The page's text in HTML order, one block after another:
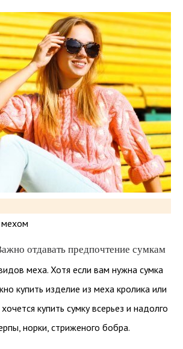
отдавать предпочтение сумкам
меха. Хотя если вам нужна сумка
купить изделие из меха кролика или
купить сумку всерьез и надолго
норки, стриженого бобра.